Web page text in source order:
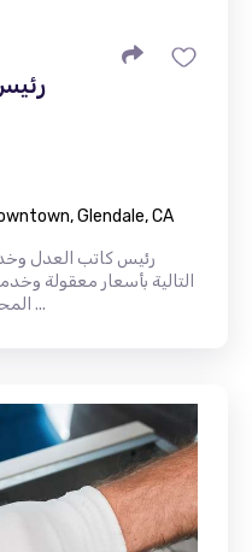
Glendale, CA
رئيس كاتب العدل
التالية بأسعار معقولة
المحمول وفي الموقع شهادة أبوستيل ...